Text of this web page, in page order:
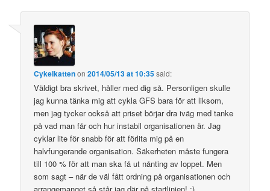
Cykelkattenon2014/05/13 at 10:35said:
Väldigt bra skrivet, håller med dig så. Personligen skulle
jag kunna tänka mig att cykla GFS bara för att liksom,
men jag tycker också att priset börjar dra iväg med tanke
på vad man får och hur instabil organisationen är. Jag
cyklar lite för snabb för att förlita mig på en
halvfungerande organisation. Säkerheten måste fungera
till 100 % för att man ska få ut nånting av loppet. Men
som sagt – när de väl fått ordning på organisationen och